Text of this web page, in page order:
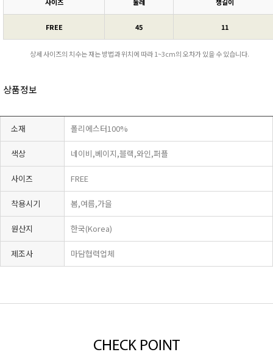
FREE 45 11
상세 사이즈의 치수는 재는 방법과 위치에 따라 1~3cm의 오차가 있을 수 있습니다.
상품정보
소재 폴리에스터100%
색상 네이비,베이지,블랙,와인,퍼플
사이즈 FREE
착용시기 봄,여름,가을
원산지 한국(Korea)
제조사 마담협력업체